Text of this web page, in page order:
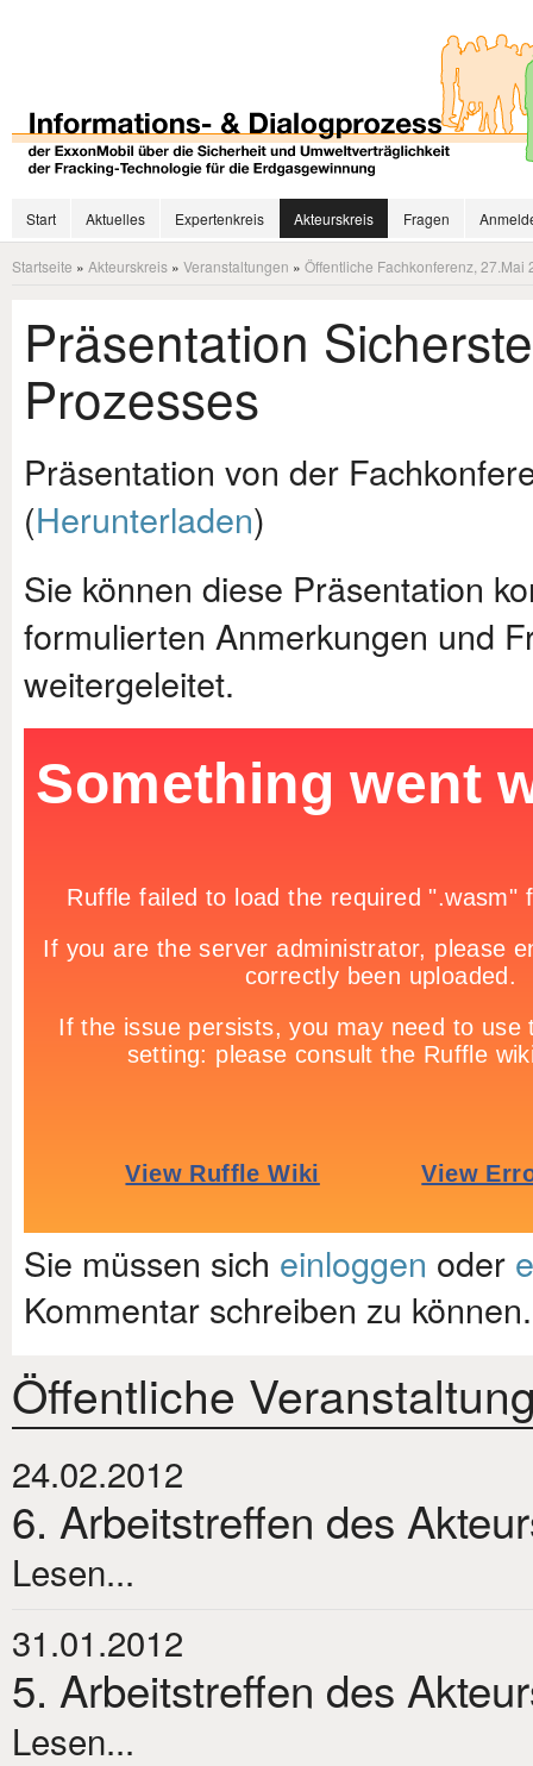
Start Aktuelles Expertenkreis Akteurskreis Fragen
Startseite » Akteurskreis » Veranstaltungen » Öffentliche Fachkonferenz, 27.Mai
Präsentation
Prozesses
Präsentation von der
(Herunterladen)
Sie können diese Präsentation
formulierten Anmerkungen und
weitergeleitet.
Sie müssen sich einloggen oder
Kommentar schreiben zu können.
Öffentliche
24.02.2012
6. Arbeitstreffen des
Lesen...
31.01.2012
5. Arbeitstreffen des
Lesen...